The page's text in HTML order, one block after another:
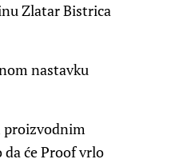
Zlatar Bistrica
nastavku
proizvodnim
će Proof vrlo